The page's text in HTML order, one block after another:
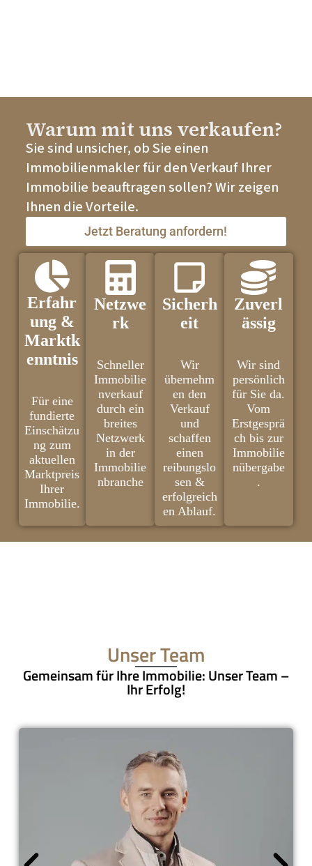
Warum mit uns verkaufen?
Sie sind unsicher, ob Sie einen
Immobilienmakler für den Verkauf Ihrer
Immobilie beauftragen sollen? Wir zeigen
Ihnen die Vorteile.
Jetzt Beratung anfordern!
Erfahr
ung &
Marktk
enntnis
Für eine
fundierte
Einschätzu
ng zum
aktuellen
Marktpreis
Ihrer
Immobilie.
Netzwe
rk
Schneller
Immobilie
nverkauf
durch ein
breites
Netzwerk
in der
Immobilie
nbranche
Sicherh
eit
Wir
übernehm
en den
Verkauf
und
schaffen
einen
reibungslo
sen &
erfolgreich
en Ablauf.
Zuverl
ässig
Wir sind
persönlich
für Sie da.
Vom
Erstgesprä
ch bis zur
Immobilie
nübergabe
.
Unser Team
Gemeinsam für Ihre Immobilie: Unser Team –
Ihr Erfolg!